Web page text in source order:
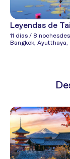
Leyendas de
11 días / 8 noches
Bangkok,